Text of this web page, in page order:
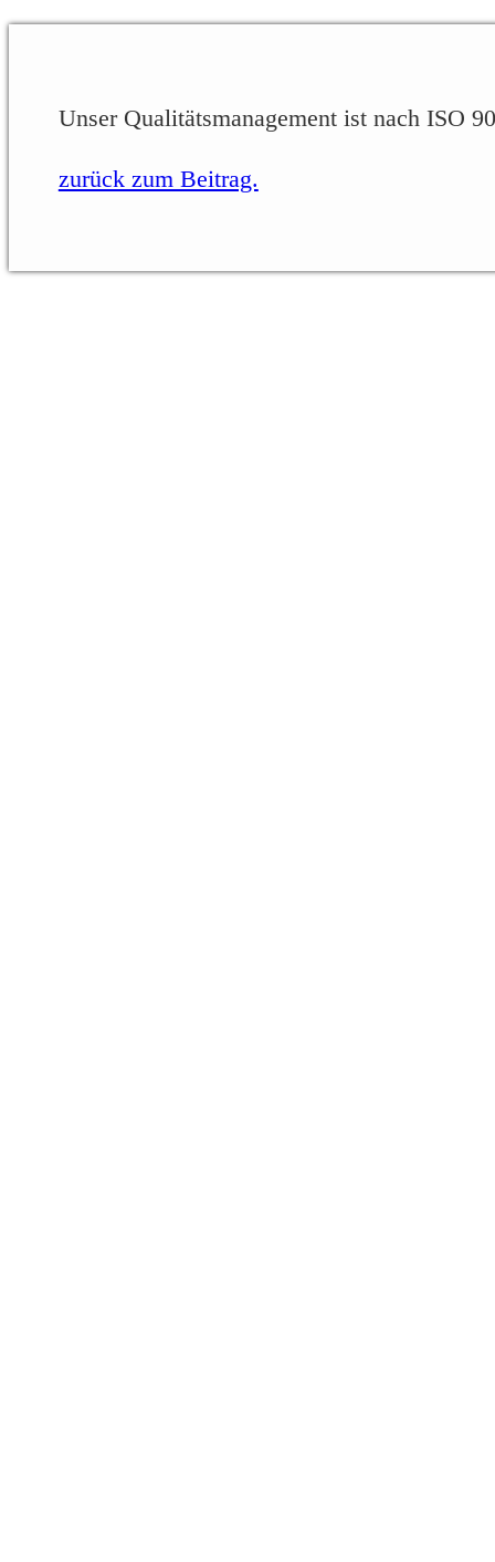
Unser Qualitätsmanagement ist nach ISO
zurück zum Beitrag.